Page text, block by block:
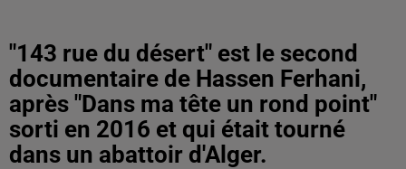
"143 rue du désert" est le second
documentaire de Hassen Ferhani,
après "Dans ma tête un rond point"
sorti en 2016 et qui était tourné
dans un abattoir d'Alger.